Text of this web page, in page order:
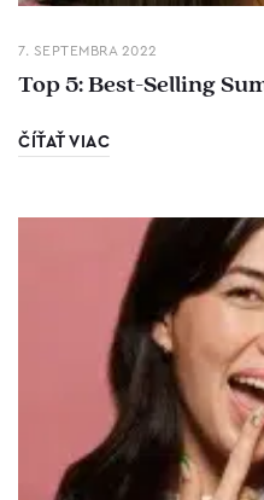
7. SEPTEMBRA 2022
Top 5: Best-Selling
ČÍŤAŤ VIAC